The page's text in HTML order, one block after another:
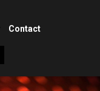
Contact